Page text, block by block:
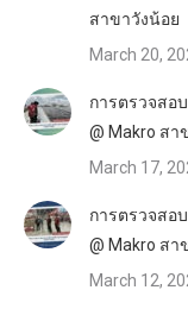
สาขาวังน้อย
March 20,
การตรวจสอ
@ Makro ส
March 17,
การตรวจสอ
@ Makro ส
March 12,